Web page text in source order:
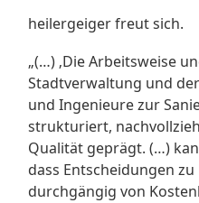
heilergeiger freut sich.
„(…) ‚Die Arbeitsweise
Stadtverwaltung und
und Ingenieure zur
strukturiert,
Qualität geprägt. (…)
dass Entscheidungen
durchgängig von